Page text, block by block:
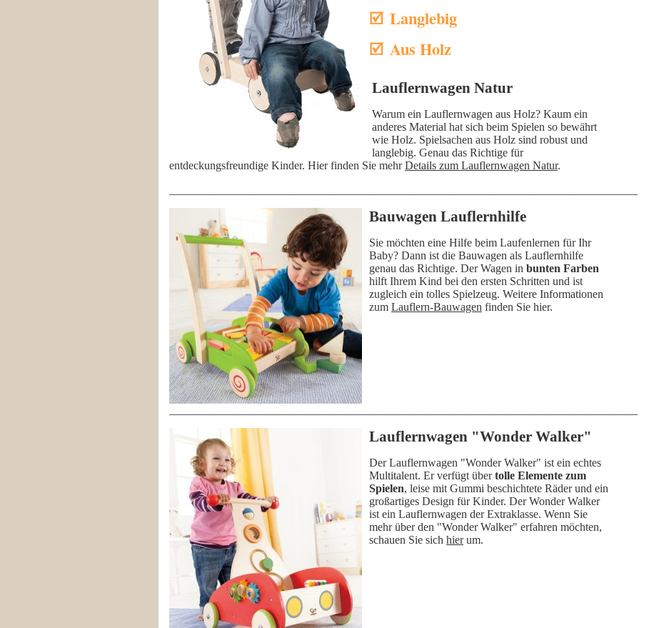
Langlebig
Aus Holz
Lauflernwagen Natur
Warum ein Lauflernwagen aus Holz? Kaum ein
anderes Material hat sich beim Spielen so bewährt
wie Holz. Spielsachen aus Holz sind robust und
langlebig. Genau das Richtige für
entdeckungsfreundige Kinder. Hier finden Sie mehrDetails zum Lauflernwagen Natur.
Bauwagen Lauflernhilfe
Sie möchten eine Hilfe beim Laufenlernen für Ihr
Baby? Dann ist die Bauwagen als Lauflernhilfe
genau das Richtige. Der Wagen in bunten Farben
hilft Ihrem Kind bei den ersten Schritten und ist
zugleich ein tolles Spielzeug. Weitere Informationen
zum Lauflern-Bauwagen finden Sie hier.
Lauflernwagen "Wonder Walker"
Der Lauflernwagen "Wonder Walker" ist ein echtes
Multitalent. Er verfügt übertolle Elemente zum
Spielen, leise mit Gummi beschichtete Räder und ein
großartiges Design für Kinder. Der Wonder Walker
ist ein Lauflernwagen der Extraklasse. Wenn Sie
mehr über den "Wonder Walker" erfahren möchten,
schauen Sie sich hierum.